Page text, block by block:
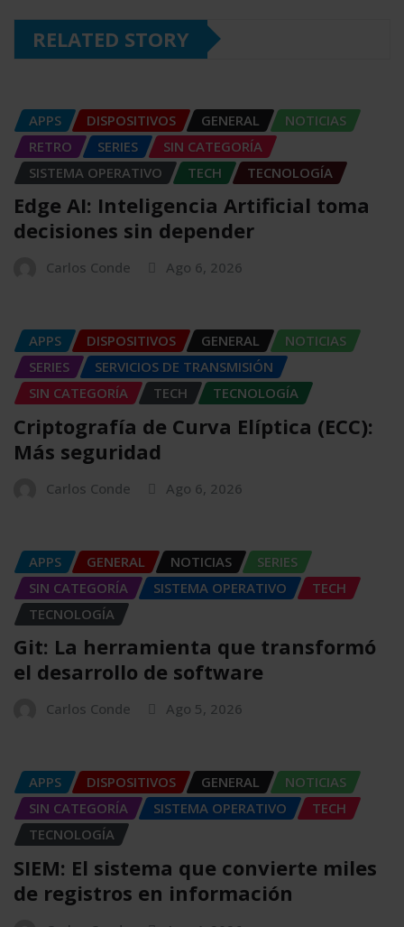
RELATED STORY
APPS DISPOSITIVOS GENERAL
NOTICIAS
RETRO
SERIES
SIN CATEGORÍA
SISTEMA OPERATIVO
TECH TECNOLOGÍA
Edge AI: Inteligencia Artificial toma
decisiones sin depender
Carlos Conde Ago 6, 2026
APPS DISPOSITIVOS GENERAL
NOTICIAS
SERIES
SERVICIOS DE TRANSMISIÓN
SIN CATEGORÍA
TECH TECNOLOGÍA
Criptografía de Curva Elíptica (ECC):
Más seguridad
Carlos Conde Ago 6, 2026
APPS GENERAL NOTICIAS
SERIES
SIN CATEGORÍA
SISTEMA OPERATIVO
TECH
TECNOLOGÍA
Git: La herramienta que transformó
el desarrollo de software
Carlos Conde Ago 5, 2026
APPS DISPOSITIVOS GENERAL
NOTICIAS
SIN CATEGORÍA
SISTEMA OPERATIVO
TECH
TECNOLOGÍA
SIEM: El sistema que convierte miles
de registros en información